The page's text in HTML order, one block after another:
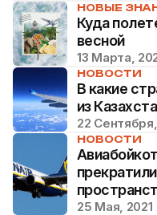
НОВЫЕ
Куда
весной
13 Марта,
НОВОСТИ
В какие
из
22
НОВОСТИ
25 Мая, 2021